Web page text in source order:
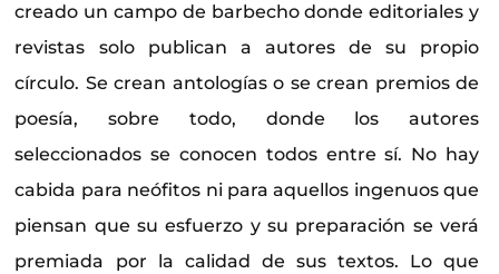
creado un campo de barbecho donde editoriales y
revistas solo publican a autores de su propio
círculo. Se crean antologías o se crean premios de
poesía, sobre todo, donde los autores
seleccionados se conocen todos entre sí. No hay
cabida para neófitos ni para aquellos ingenuos que
piensan que su esfuerzo y su preparación se verá
premiada por la calidad de sus textos. Lo que